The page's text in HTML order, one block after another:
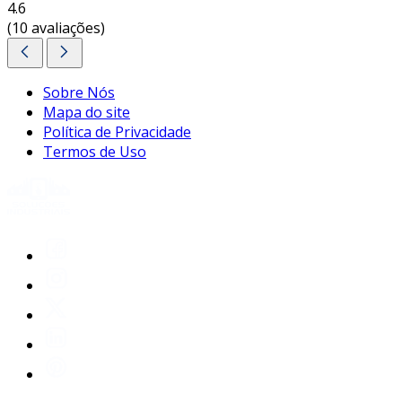
4.6
(10 avaliações)
Sobre Nós
Mapa do site
Política de Privacidade
Termos de Uso